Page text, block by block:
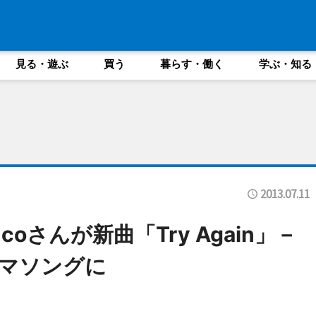
見る・遊ぶ 買う 暮らす・働く 学ぶ・知る
2013.07.11
さんが新曲「Try Again」－
ソングに